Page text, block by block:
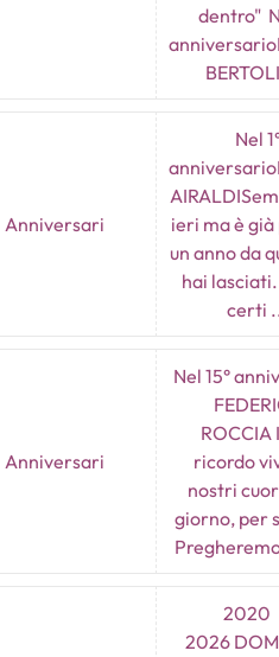
dentro"
Anniversari
Nel
ieri ma è
un anno da
hai
certi
Anniversari
Nel 15°
ROCCIA
ricordo
nostri
giorno, per
2020
2026